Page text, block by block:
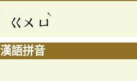
ㄍㄨ ㄩ
ˋ
漢語拼音